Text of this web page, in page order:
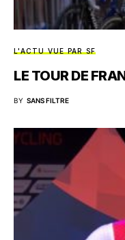
L'ACTU VUE PAR SF
LE TOUR DE
BY SANS FILTRE